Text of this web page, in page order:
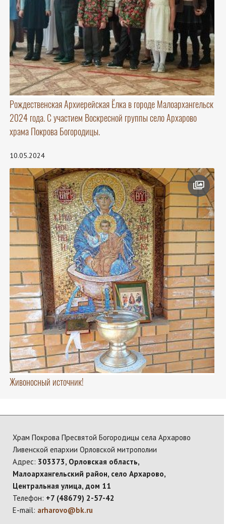
Рождественская Архиерейская Ёлка в городе Малоархангельск
2024 года. С участием Воскресной группы село Архарово
храма Покрова Богородицы.
10.05.2024
Живоносный источник!
Храм Покрова Пресвятой Богородицы села Архарово
Ливенской епархии Орловской митрополии
Адрес: 303373, Орловская область,
Малоархангельский район, село Архарово,
Центральная улица, дом 11
Телефон: +7 (48679) 2-57-42
E-mail: arharovo@bk.ru